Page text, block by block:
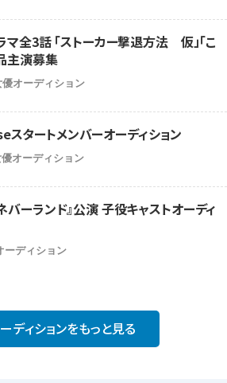
全3話 「ストーカー撃退方法 仮」「こ
主演募集
オーディション
タートメンバーオーディション
オーディション
バーランド』公演 子役キャストオーディ
ディション
ディションをもっと見る